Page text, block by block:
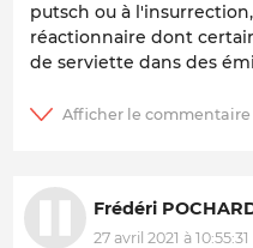
putsch ou à
réactionnaire dont
de serviette dans des
Frédéri
27 avril 2021 à 10:55:31